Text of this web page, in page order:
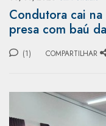
Condutora cai
presa com baú
(1) COMPARTILHAR